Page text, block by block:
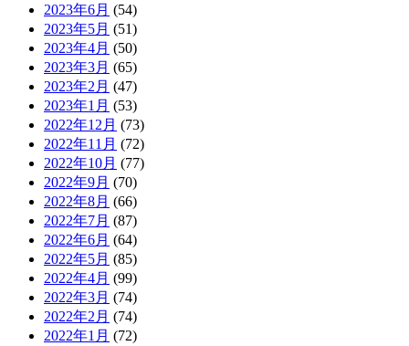
2023年6月 (54)
2023年5月 (51)
2023年4月 (50)
2023年3月 (65)
2023年2月 (47)
2023年1月 (53)
2022年12月 (73)
2022年11月 (72)
2022年10月 (77)
2022年9月 (70)
2022年8月 (66)
2022年7月 (87)
2022年6月 (64)
2022年5月 (85)
2022年4月 (99)
2022年3月 (74)
2022年2月 (74)
2022年1月 (72)